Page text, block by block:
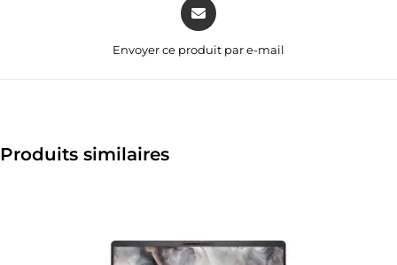
Envoyer ce produit par e-mail
Produits similaires